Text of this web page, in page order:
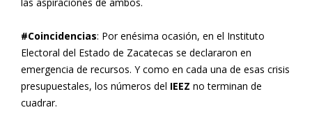
#Coincidencias: Por enésima ocasión, en el Instituto
Electoral del Estado de Zacatecas se declararon en
emergencia de recursos. Y como en cada una de esas crisis
presupuestales, los números del IEEZ no terminan de
cuadrar.